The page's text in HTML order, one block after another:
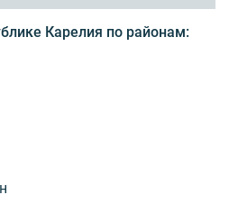
Карелия по районам: